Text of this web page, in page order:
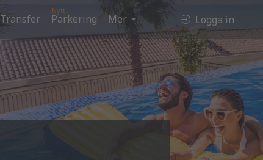
Transfer
Nytt
Parkering Mer Logga in